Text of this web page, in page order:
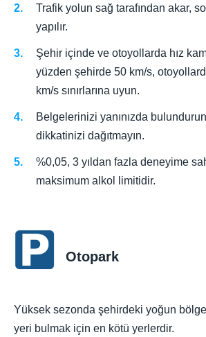
Trafik yolun sağ tarafından akar,
yapılır.
Şehir içinde ve otoyollarda hız
yüzden şehirde 50 km/s,
km/s sınırlarına uyun.
Belgelerinizi yanınızda
dikkatinizi dağıtmayın.
%0,05, 3 yıldan fazla deneyime
maksimum alkol limitidir.
Otopark
Yüksek sezonda şehirdeki yoğun
yeri bulmak için en kötü yerlerdir.